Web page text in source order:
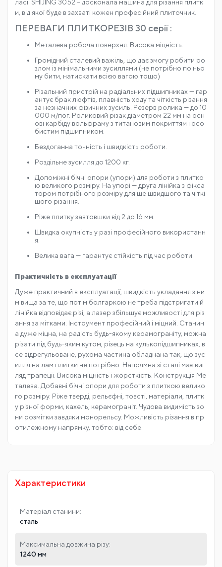
и, від якої буде в захваті кожен професійний плиточник.
ПЕРЕВАГИ ПЛИТКОРЕЗІВ 30 серії :
Металева робоча поверхня. Висока міцність.
Громідний сталевий важіль, що дає змогу робити ро
злом із мінімальними зусиллями (не потрібно по ньо
му бити, натискати всією вагою тощо)
Різальний пристрій на радіальних підшипниках — гар
антує брак люфтів, плавність ходу та чіткість різання
за незначних фізичних зусиль. Резерв ролика — до 10
000 м/пог. Роликовий різак діаметром 22 мм на осн
ові карбіду вольфраму з титановим покриттям і осо
бистим підшипником.
Бездоганна точність і швидкість роботи.
Роздільне зусилля до 1200 кг.
Допоміжні бічні опори (упори) для роботи з плитко
ю великого розміру. На упорі — друга лінійка з фікса
тором потрібного розміру для ще швидшого та чіткі
шого різання.
Ріже плитку завтовшки від 2 до 16 мм.
Швидка окупність у разі професійного використанн
я.
Велика вага — гарантує стійкість під час роботи.
Практичність в експлуатації
Дуже практичний в експлуатації, швидкість укладання з ни
м вища за те, що потім болгаркою не треба підстригати й
лінійка відповідає різі, а лазер збільшує можливості для різ
ання за мітками. Інструмент професійний і міцний. Станин
а дуже міцна, на радість будь-якому керамограніту, можна
різати під будь-яким кутом, різець на кулькопідшипниках, в
се відрегульоване, рухома частина обладнана так, що зус
илля на лам плитки не потрібно. Напрямна зі сталі має виг
ляд трапеції. Висока міцність і жорсткість. Конструкція Ме
талева. Добавні бічні опори для роботи з плиткою велико
го розміру. Ріже тверді, рельєфні, товсті, матеріали, плитк
у різної форми, кахель, керамограніт. Чудова видимість зо
ни розмітки завдяки монорельсу. Можливість різання в пр
отилежному напрямку, тобто: від себе.
Характеристики
Матеріал станини:
сталь
Максимальна довжина різу:
1240 мм